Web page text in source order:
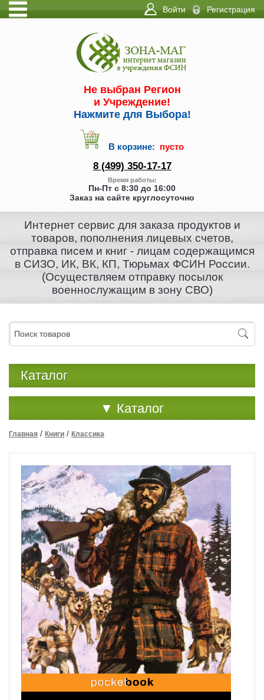
КОНТАКТЫ
Регистрация
Войти
Не выбран Регион
и Учреждение!
Нажмите для Выбора!
В корзине: пусто
8 (499) 350-17-17
Время работы:
Пн-Пт с 8:30 до 16:00
Заказ на сайте круглосуточно
Интернет сервис для заказа продуктов и
товаров, пополнения лицевых счетов,
отправка писем и книг - лицам содержащимся
в СИЗО, ИК, ВК, КП, Тюрьмах ФСИН России.
(Осуществляем отправку посылок
военнослужащим в зону СВО)
Каталог
▼ Каталог
Главная / Книги / Классика